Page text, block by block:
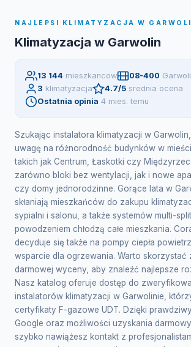
NAJLEPSI KLIMATYZACJA W
Klimatyzacja w Garwolin
13 144 mieszkancow 08-400
3 klimatyzacja 4.7/5 srednia ocena
Ostatnia opinia 4 mies. temu
Szukając instalatora klimatyzacji w
uwagę na różnorodność budynków w
takich jak Centrum, Łaskotki czy
zarówno bloki bez wentylacji, jak i nowe
czy domy jednorodzinne. Gorące lata w
skłaniają mieszkańców do zakupu
sypialni i salonu, a także systemów multi-
powodzeniem chłodzą całe mieszkania.
decyduje się także na pompy ciepła
wsparcie dla ogrzewania. Warto skorzystać
darmowej wyceny, aby znaleźć najlepsze
Nasz katalog oferuje dostęp do
instalatorów klimatyzacji w Garwolinie,
certyfikaty F-gazowe UDT. Dzięki
Google oraz możliwości uzyskania
szybko nawiążesz kontakt z